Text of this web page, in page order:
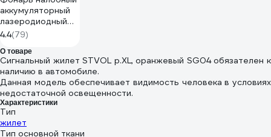
аккумуляторный
лазеродиодный
Ultraflash E1335 4
Вт, черный, 2LED
13905
4.4(79)
О товаре
Сигнальный жилет STVOL р.XL, оранжевый SG04 обязателен к
наличию в автомобиле.
Данная модель обеспечивает видимость человека в условиях
недостаточной освещенности.
Характеристики
Тип
жилет
Тип основной ткани